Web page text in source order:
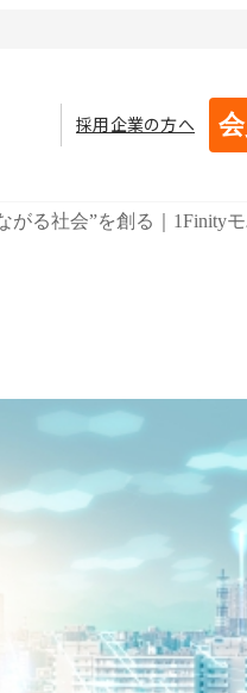
採用企業の方へ
がる社会”を創る｜1Finity